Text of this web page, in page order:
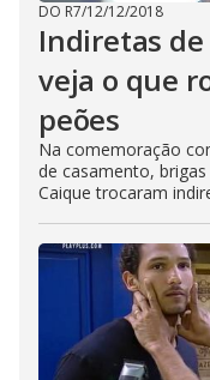
DO R7/12/12/2018
Indiretas de
veja o que
peões
Na comemoração
de casamento,
Caique trocaram